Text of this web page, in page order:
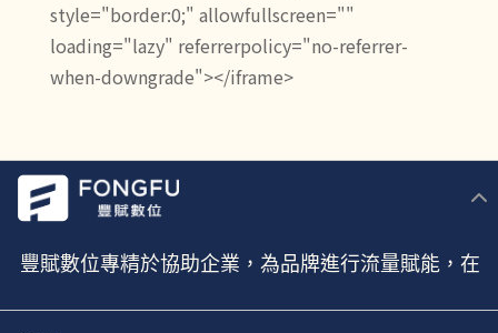
style="border:0;" allowfullscreen=""
loading="lazy" referrerpolicy="no-referrer-
when-downgrade"></iframe>
豐賦數位專精於協助企業，為品牌進行流量賦能，在